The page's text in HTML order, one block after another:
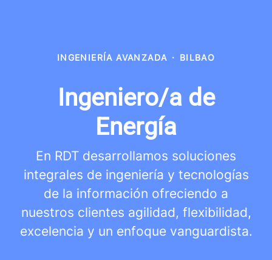
INGENIERÍA AVANZADA · BILBAO
Ingeniero/a de
Energía
En RDT desarrollamos soluciones
integrales de ingeniería y tecnologías
de la información ofreciendo a
nuestros clientes agilidad, flexibilidad,
excelencia y un enfoque vanguardista.